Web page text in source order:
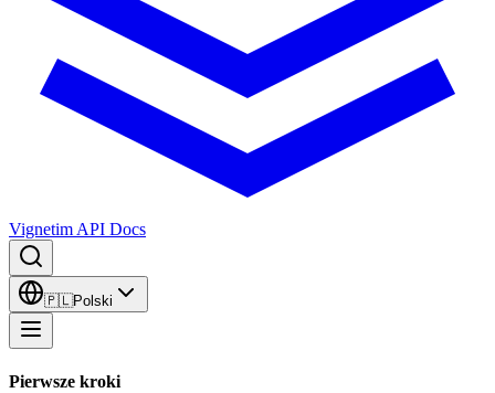
Vignetim API Docs
🇵🇱Polski
Pierwsze kroki